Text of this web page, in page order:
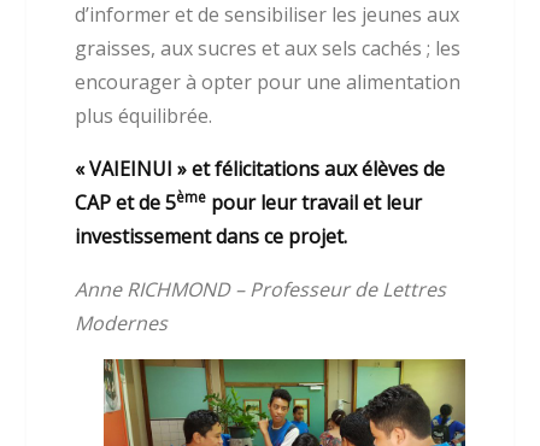
d’informer et de sensibiliser les jeunes aux
graisses, aux sucres et aux sels cachés ; les
encourager à opter pour une alimentation
plus équilibrée.
« VAIEINUI » et félicitations aux élèves de
CAP et de 5ème pour leur travail et leur
investissement dans ce projet.
Anne RICHMOND – Professeur de Lettres
Modernes